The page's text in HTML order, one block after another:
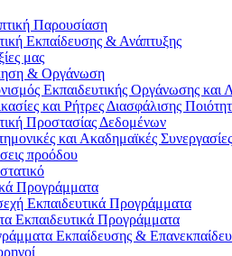
Παρουσίαση
Εκπαίδευσης & Ανάπτυξης
μας
& Οργάνωση
Εκπαιδευτικής Οργάνωσης και
και Ρήτρες Διασφάλισης
Προστασίας Δεδομένων
και Ακαδημαϊκές Συνεργασίες
προόδου
Προγράμματα
Εκπαιδευτικά Προγράμματα
Εκπαιδευτικά Προγράμματα
Εκπαίδευσης &